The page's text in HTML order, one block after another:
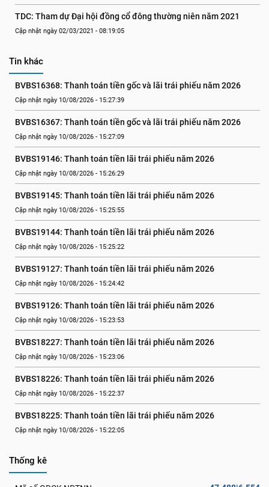
TDC: Tham dự Đại hội đồng cổ đông thường niên năm 2021
Cập nhật ngày 02/03/2021 - 08:19:05
Tin khác
BVBS16368: Thanh toán tiền gốc và lãi trái phiếu năm 2026
Cập nhật ngày 10/08/2026 - 15:27:39
BVBS16367: Thanh toán tiền gốc và lãi trái phiếu năm 2026
Cập nhật ngày 10/08/2026 - 15:27:09
BVBS19146: Thanh toán tiền lãi trái phiếu năm 2026
Cập nhật ngày 10/08/2026 - 15:26:29
BVBS19145: Thanh toán tiền lãi trái phiếu năm 2026
Cập nhật ngày 10/08/2026 - 15:25:55
BVBS19144: Thanh toán tiền lãi trái phiếu năm 2026
Cập nhật ngày 10/08/2026 - 15:25:22
BVBS19127: Thanh toán tiền lãi trái phiếu năm 2026
Cập nhật ngày 10/08/2026 - 15:24:42
BVBS19126: Thanh toán tiền lãi trái phiếu năm 2026
Cập nhật ngày 10/08/2026 - 15:23:53
BVBS18227: Thanh toán tiền lãi trái phiếu năm 2026
Cập nhật ngày 10/08/2026 - 15:23:06
BVBS18226: Thanh toán tiền lãi trái phiếu năm 2026
Cập nhật ngày 10/08/2026 - 15:22:37
BVBS18225: Thanh toán tiền lãi trái phiếu năm 2026
Cập nhật ngày 10/08/2026 - 15:22:05
Thống kê